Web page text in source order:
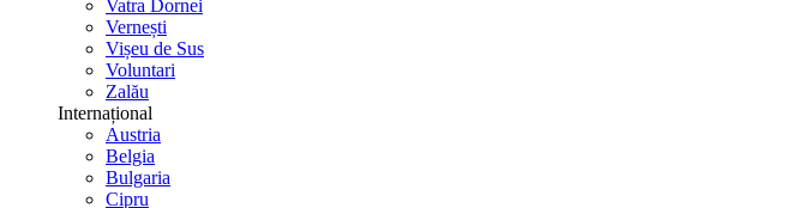
Vatra Dornei
Vernești
Vișeu de Sus
Voluntari
Zalău
Internațional
Austria
Belgia
Bulgaria
Cipru